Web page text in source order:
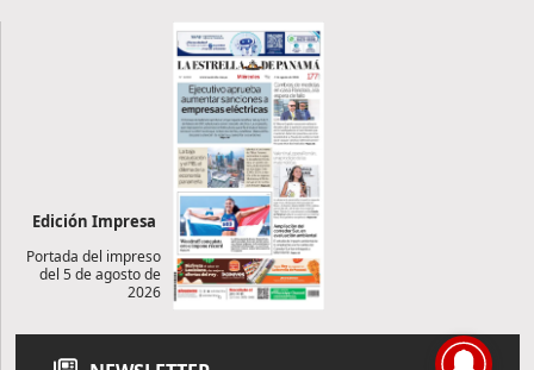
Edición Impresa
Portada del impreso
del 5 de agosto de
2026